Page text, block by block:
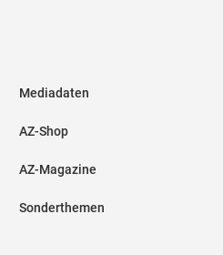
Mediadaten
AZ-Shop
AZ-Magazine
Sonderthemen